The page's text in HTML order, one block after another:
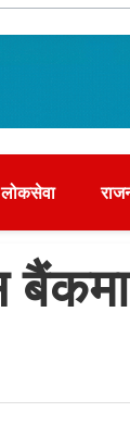
लोकसेवा